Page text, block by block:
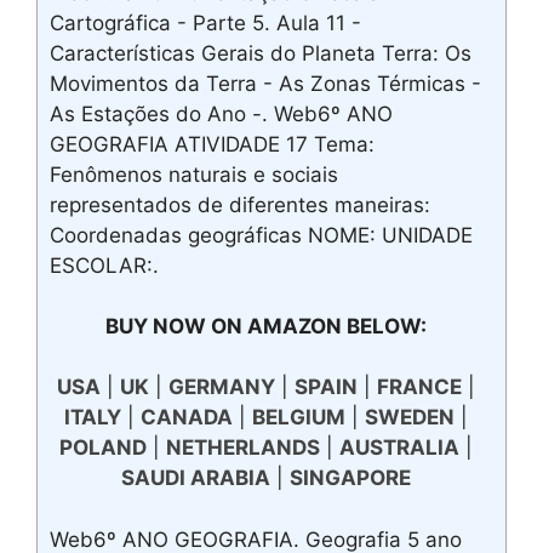
Cartográfica - Parte 5. Aula 11 -
Características Gerais do Planeta Terra: Os
Movimentos da Terra - As Zonas Térmicas -
As Estações do Ano -. Web6º ANO
GEOGRAFIA ATIVIDADE 17 Tema:
Fenômenos naturais e sociais
representados de diferentes maneiras:
Coordenadas geográficas NOME: UNIDADE
ESCOLAR:.
BUY NOW ON AMAZON BELOW:
USA| UK| GERMANY| SPAIN FRANCE|
ITALY| CANADA| BELGIUM SWEDEN
POLAND| NETHERLANDS| AUSTRALIA|
SAUDI ARABIA| SINGAPORE
Web6º ANO GEOGRAFIA. Geografia 5 ano